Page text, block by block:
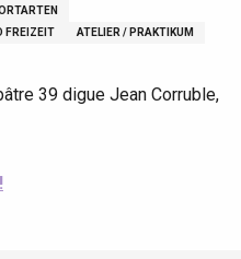
FREIZEIT
ATELIER / PRAKTIKUM
39 digue Jean Corruble,